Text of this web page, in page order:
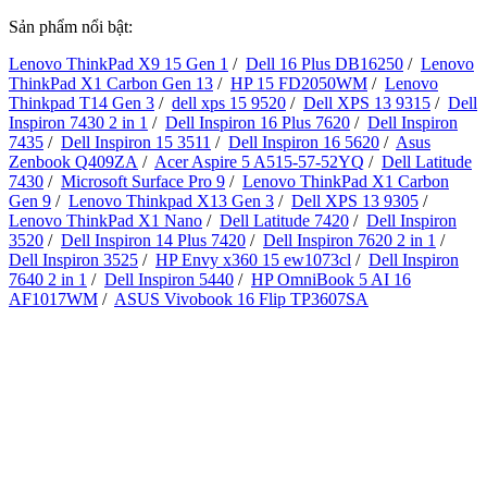
Sản phẩm nổi bật:
Lenovo ThinkPad X9 15 Gen 1 / Dell 16 Plus DB16250 / Lenovo
ThinkPad X1 Carbon Gen 13 / HP 15 FD2050WM / Lenovo
Thinkpad T14 Gen 3 / dell xps 15 9520 / Dell XPS 13 9315 / Dell
Inspiron 7430 2 in 1 / Dell Inspiron 16 Plus 7620 / Dell Inspiron
7435 / Dell Inspiron 15 3511 / Dell Inspiron 16 5620 / Asus
Zenbook Q409ZA / Acer Aspire 5 A515-57-52YQ / Dell Latitude
7430 / Microsoft Surface Pro 9 / Lenovo ThinkPad X1 Carbon
Gen 9 / Lenovo Thinkpad X13 Gen 3 / Dell XPS 13 9305 /
Lenovo ThinkPad X1 Nano / Dell Latitude 7420 / Dell Inspiron
3520 / Dell Inspiron 14 Plus 7420 / Dell Inspiron 7620 2 in 1 /
Dell Inspiron 3525 / HP Envy x360 15 ew1073cl / Dell Inspiron
7640 2 in 1 / Dell Inspiron 5440 / HP OmniBook 5 AI 16
AF1017WM / ASUS Vivobook 16 Flip TP3607SA